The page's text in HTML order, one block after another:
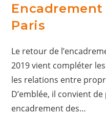
Encadrement
Paris
Le retour de
2019 vient compléter
les relations entre
D’emblée, il convient
encadrement des…